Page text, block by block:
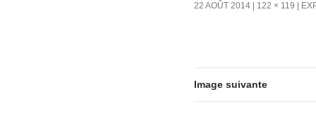
22 AOÛT 2014 122 × 119
Image suivante